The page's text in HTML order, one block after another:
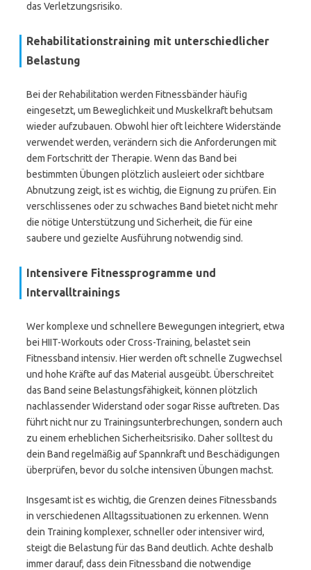
das Verletzungsrisiko.
Rehabilitationstraining mit unterschiedlicher
Belastung
Bei der Rehabilitation werden Fitnessbänder häufig
eingesetzt, um Beweglichkeit und Muskelkraft behutsam
wieder aufzubauen. Obwohl hier oft leichtere Widerstände
verwendet werden, verändern sich die Anforderungen mit
dem Fortschritt der Therapie. Wenn das Band bei
bestimmten Übungen plötzlich ausleiert oder sichtbare
Abnutzung zeigt, ist es wichtig, die Eignung zu prüfen. Ein
verschlissenes oder zu schwaches Band bietet nicht mehr
die nötige Unterstützung und Sicherheit, die für eine
saubere und gezielte Ausführung notwendig sind.
Intensivere Fitnessprogramme und
Intervalltrainings
Wer komplexe und schnellere Bewegungen integriert, etwa
bei HIIT-Workouts oder Cross-Training, belastet sein
Fitnessband intensiv. Hier werden oft schnelle Zugwechsel
und hohe Kräfte auf das Material ausgeübt. Überschreitet
das Band seine Belastungsfähigkeit, können plötzlich
nachlassender Widerstand oder sogar Risse auftreten. Das
führt nicht nur zu Trainingsunterbrechungen, sondern auch
zu einem erheblichen Sicherheitsrisiko. Daher solltest du
dein Band regelmäßig auf Spannkraft und Beschädigungen
überprüfen, bevor du solche intensiven Übungen machst.
Insgesamt ist es wichtig, die Grenzen deines Fitnessbands
in verschiedenen Alltagssituationen zu erkennen. Wenn
dein Training komplexer, schneller oder intensiver wird,
steigt die Belastung für das Band deutlich. Achte deshalb
immer darauf, dass dein Fitnessband die notwendige